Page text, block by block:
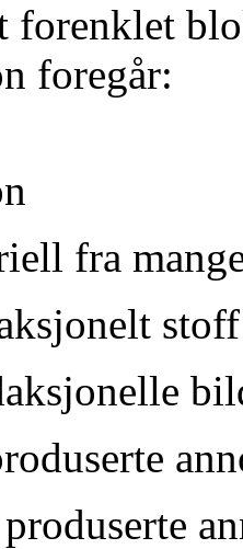
forenklet
foregår:
fra
stoff